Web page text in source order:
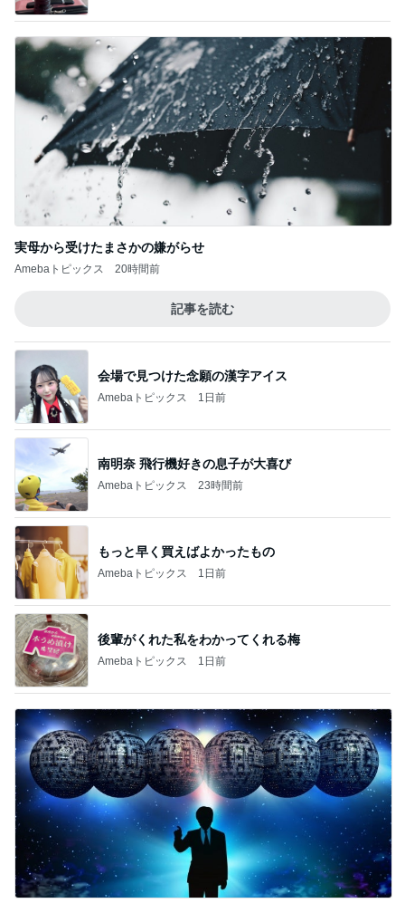
実母から受けたまさかの嫌がらせ
Amebaトピックス 20時間前
記事を読む
会場で見つけた念願の漢字アイス
Amebaトピックス 1日前
南明奈 飛行機好きの息子が大喜び
Amebaトピックス 23時間前
もっと早く買えばよかったもの
Amebaトピックス 1日前
後輩がくれた私をわかってくれる梅
Amebaトピックス 1日前